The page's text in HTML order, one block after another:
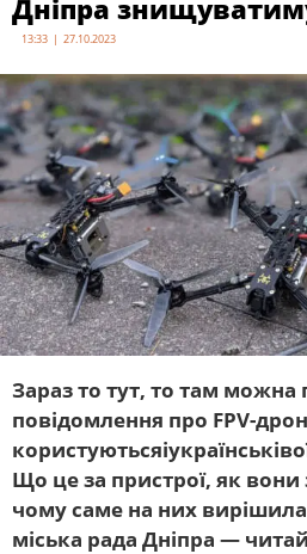
Дніпра
13:33 | 27.10.2023
Зараз то тут, то там можна
повідомлення про FPV-
Що це за пристрої, як вони
чому саме на них вирішила
міська рада Дніпра —